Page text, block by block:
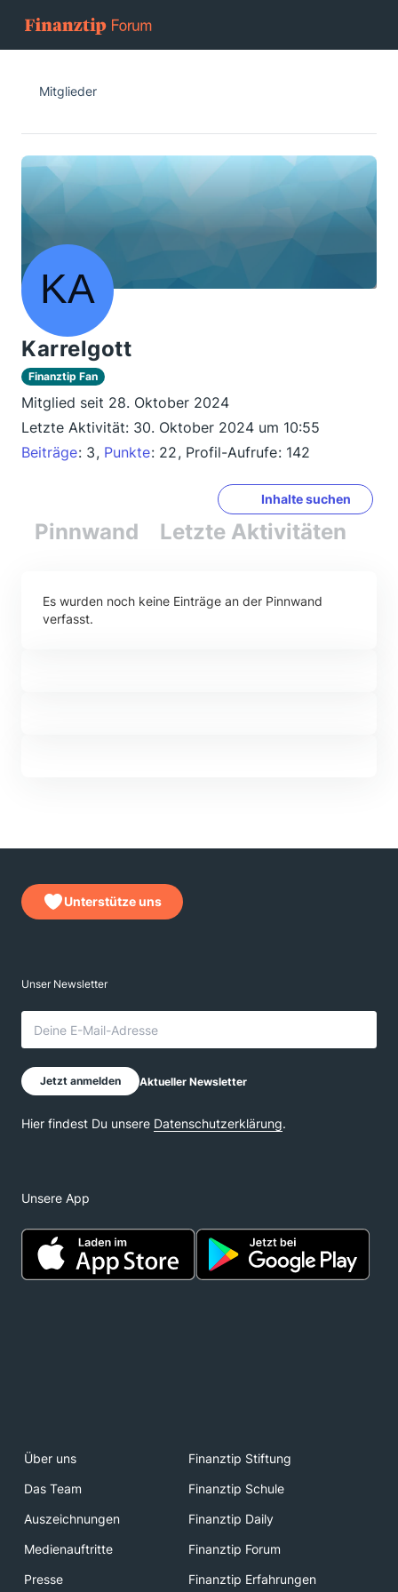
Mitglieder
Karrelgott
Finanztip Fan
Mitglied seit 28. Oktober 2024
Letzte Aktivität: 30. Oktober 2024 um 10:55
Beiträge 3 Punkte 22 Profil-Aufrufe 142
Inhalte suchen
Pinnwand Letzte Aktivitäten
Es wurden noch keine Einträge an der Pinnwand
verfasst.
Unterstütze uns
Unsere App
Über uns
Finanztip Stiftung
Das Team
Finanztip Schule
Auszeichnungen
Finanztip Daily
Medienauftritte
Finanztip Forum
Presse
Finanztip Erfahrungen